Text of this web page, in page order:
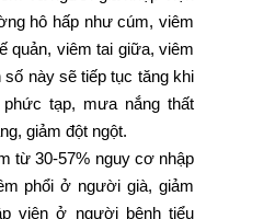
hô hấp như cúm, viêm
quản, viêm tai giữa, viêm
này sẽ tiếp tục tăng khi
tạp, mưa nắng thất
giảm đột ngột.
từ 30-57% nguy cơ nhập
phổi ở người già, giảm
viện ở người bệnh tiểu